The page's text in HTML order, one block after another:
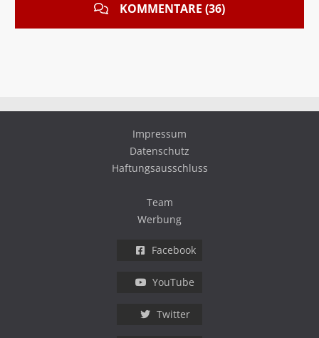
KOMMENTARE (36)
Impressum
Datenschutz
Haftungsausschluss
Team
Werbung
Facebook
YouTube
Twitter